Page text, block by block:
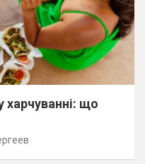
харчуванні: що